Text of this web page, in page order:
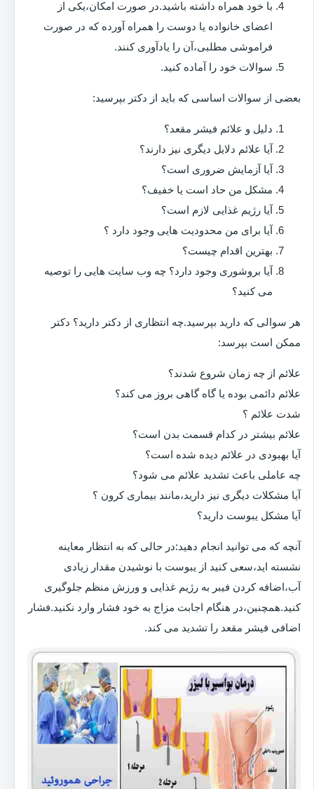
با خود همراه داشته باشید.در صورت امکان،یکی از
اعضای خانواده یا دوست را همراه آورده که در صورت
فراموشی مطلبی،آن را یادآوری کنند.
سوالات خود را آماده کنید.
بعضی از سوالات اساسی که باید از دکتر بپرسید:
دلیل و علائم فیشر مقعد؟
آیا علائم دلایل دیگری نیز دارند؟
آیا آزمایش ضروری است؟
مشکل من حاد است یا خفیف؟
آیا رژیم غذایی لازم است؟
آیا برای من محدودیت هایی وجود دارد ؟
بهترین اقدام چیست؟
آیا بروشوری وجود دارد؟ چه وب سایت هایی را توصیه
می کنید؟
هر سوالی که دارید بپرسید.چه انتظاری از دکتر دارید؟ دکتر
ممکن است بپرسد:
علائم از چه زمان شروع شدند؟
علائم دائمی بوده یا گاه گاهی بروز می کند؟
شدت علائم ؟
علائم بیشتر در کدام قسمت بدن است؟
آیا بهبودی در علائم دیده شده است؟
چه عاملی باعث تشدید علائم می شود؟
آیا مشکلات دیگری نیز دارید،مانند بیماری کرون ؟
آیا مشکل یبوست دارید؟
آنچه که می توانید انجام دهید:در حالی که به انتظار معاینه
نشسته اید،سعی کنید از یبوست با نوشیدن مقدار زیادی
آب،اضافه کردن فیبر به رژیم غذایی و ورزش منظم جلوگیری
کنید.همچنین،در هنگام اجابت مزاج به خود فشار وارد نکنید.فشار
اضافی فیشر مقعد را تشدید می کند.